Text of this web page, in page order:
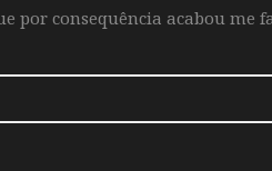
por consequência acabou me